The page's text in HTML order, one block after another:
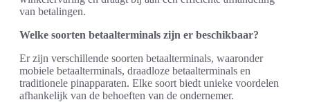
van betalingen.
Welke soorten betaalterminals zijn er beschikbaar?
Er zijn verschillende soorten betaalterminals, waaronder
mobiele betaalterminals, draadloze betaalterminals en
traditionele pinapparaten. Elke soort biedt unieke voordelen
afhankelijk van de behoeften van de ondernemer.